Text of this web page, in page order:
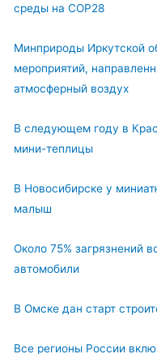
среды на COP28
Минприроды Иркутской
мероприятий,
атмосферный воздух
В следующем году в
мини-теплицы
В Новосибирске у
малыш
Около 75% загрязнений
автомобили
В Омске дан старт
Все регионы России